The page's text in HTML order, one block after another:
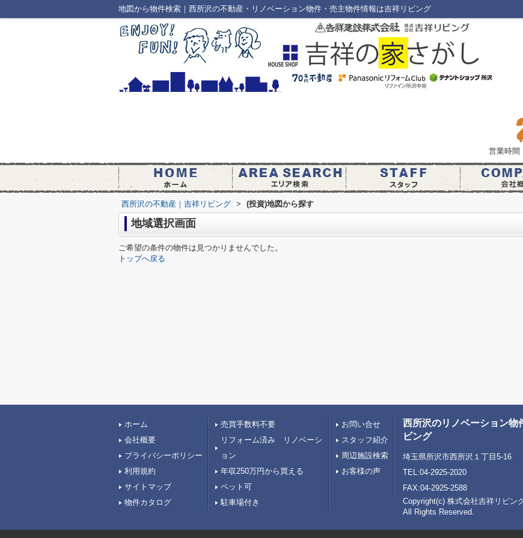
地図から物件検索｜西所沢の不動産・リノベーション物件・売主物件情報は吉祥リビング
営業時間
西所沢の不動産｜吉祥リビング > (投資)地図から探す
地域選択画面
ご希望の条件の物件は見つかりませんでした。
トップへ戻る
ホーム
会社概要
プライバシーポリシー
利用規約
サイトマップ
物件カタログ
売買手数料不要
リフォーム済み リノベーシ
ョン
年収250万円から買える
ペット可
駐車場付き
お問い合せ
スタッフ紹介
周辺施設検索
お客様の声
西所沢のリノベーション物
ビング
埼玉県所沢市西所沢１丁目5-16
TEL:04-2925-2020
FAX:04-2925-2588
Copyright(c) 株式会社吉祥リビン
All Rights Reserved.